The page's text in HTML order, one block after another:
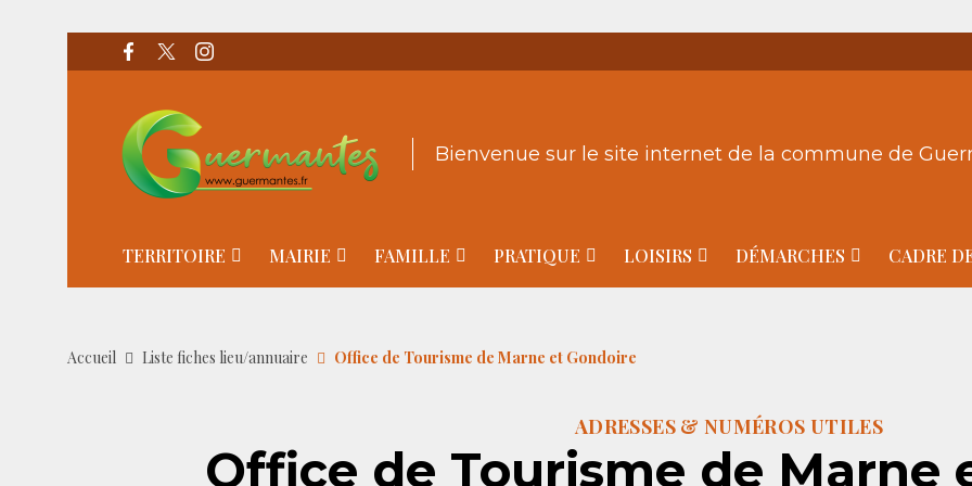
Bienvenue sur le site internet de la commune de
TERRITOIRE MAIRIE FAMILLE PRATIQUE LOISIRS DÉMARCHES CADRE
Accueil Liste fiches lieu/annuaire Office de Tourisme de Marne et Gondoire
ADRESSES & NUMÉROS UTILES
Office de Tourisme de Marne